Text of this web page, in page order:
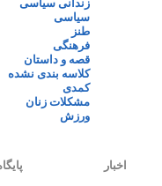
زندانی سیاسی
سیاسی
طنز
فرهنگی
قصه و داستان
کلاسه بندی نشده
کمدی
مشکلات زنان
ورزش
اخبار